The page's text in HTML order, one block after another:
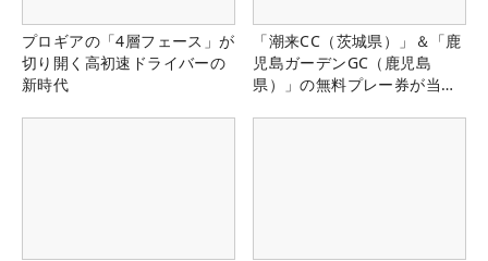
プロギアの「4層フェース」が
切り開く高初速ドライバーの
新時代
「潮来CC（茨城県）」＆「鹿
児島ガーデンGC（鹿児島
県）」の無料プレー券が当た